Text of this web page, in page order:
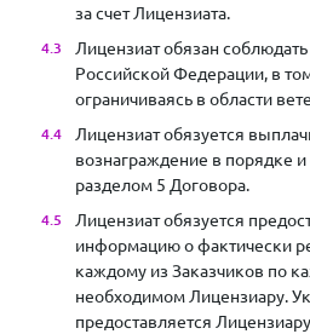
за счет Лицензиата.
Лицензиат обязан
Российской Федерации, в
ограничиваясь в области
Лицензиат обязуется
вознаграждение в порядке
разделом 5 Договора.
Лицензиат обязуется
информацию о фактически
каждому из Заказчиков по
необходимом Лицензиару.
предоставляется